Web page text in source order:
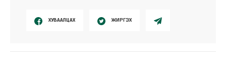
ХУВААЛЦАХ ЖИРГЭХ